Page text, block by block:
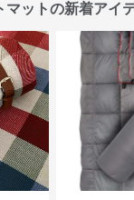
マットの新着アイ